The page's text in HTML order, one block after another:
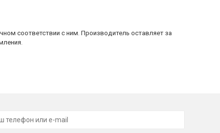
соответствии с ним. Производитель оставляет за